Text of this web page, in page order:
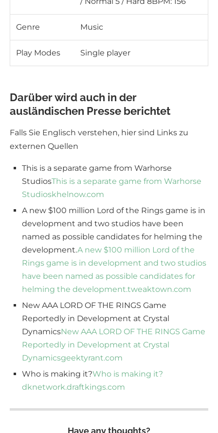
Genre Music
Play Modes Single player
Darüber wird auch in der
ausländischen Presse berichtet
Falls Sie Englisch verstehen, hier sind Links zu
externen Quellen
This is a separate game from Warhorse
StudiosThis is a separate game from Warhorse
Studioskhelnow.com
A new $100 million Lord of the Rings game is in
development and two studios have been
named as possible candidates for helming the
development.A new $100 million Lord of the
Rings game is in development and two studios
have been named as possible candidates for
helming the development.tweaktown.com
New AAA LORD OF THE RINGS Game
Reportedly in Development at Crystal
DynamicsNew AAA LORD OF THE RINGS Game
Reportedly in Development at Crystal
Dynamicsgeektyrant.com
Who is making it?Who is making it?
dknetwork.draftkings.com
Have any thoughts?